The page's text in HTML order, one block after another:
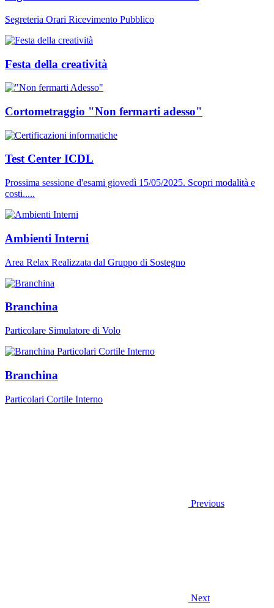
Segreteria Orari Ricevimento Pubblico
Festa della creatività
Cortometraggio "Non fermarti adesso"
Test Center ICDL
Prossima sessione d'esami giovedì 15/05/2025. Scopri modalità e
costi.....
Ambienti Interni
Area Relax Realizzata dal Gruppo di Sostegno
Branchina
Particolare Simulatore di Volo
Branchina
Particolari Cortile Interno
Previous
Next